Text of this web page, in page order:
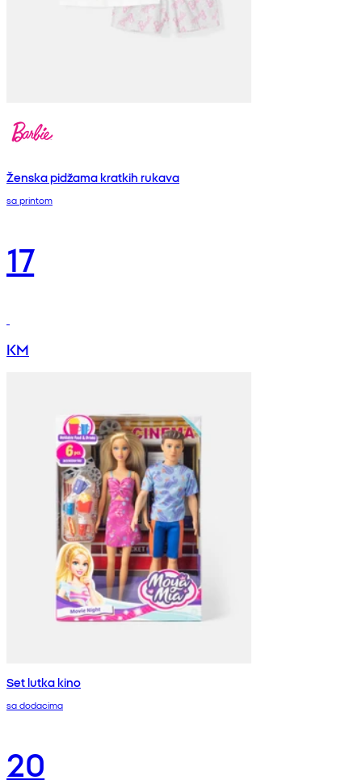
Ženska pidžama kratkih rukava
sa printom
17
KM
Set lutka kino
sa dodacima
20